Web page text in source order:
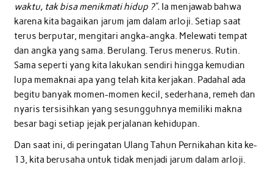
waktu, tak bisa menikmati hidup ?”. Ia menjawab bahwa
karena kita bagaikan jarum jam dalam arloji. Setiap saat
terus berputar, mengitari angka-angka. Melewati tempat
dan angka yang sama. Berulang. Terus menerus. Rutin.
Sama seperti yang kita lakukan sendiri hingga kemudian
lupa memaknai apa yang telah kita kerjakan. Padahal ada
begitu banyak momen-momen kecil, sederhana, remeh dan
nyaris tersisihkan yang sesungguhnya memiliki makna
besar bagi setiap jejak perjalanan kehidupan.
Dan saat ini, di peringatan Ulang Tahun Pernikahan kita ke-
13, kita berusaha untuk tidak menjadi jarum dalam arloji.